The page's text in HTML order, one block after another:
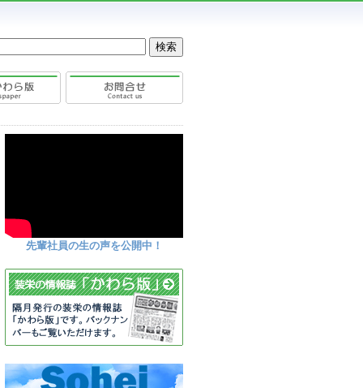
先輩社員の生の声を公開中！